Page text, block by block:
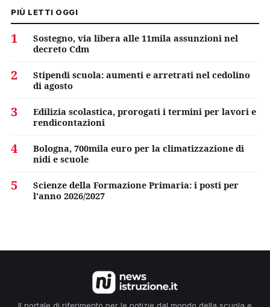
PIÙ LETTI OGGI
1
Sostegno, via libera alle 11mila assunzioni nel
decreto Cdm
2
Stipendi scuola: aumenti e arretrati nel cedolino
di agosto
3
Edilizia scolastica, prorogati i termini per lavori e
rendicontazioni
4
Bologna, 700mila euro per la climatizzazione di
nidi e scuole
5
Scienze della Formazione Primaria: i posti per
l'anno 2026/2027